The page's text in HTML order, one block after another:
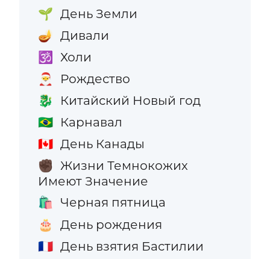
🌱 День Земли
🪔 Дивали
🕉️ Холи
🎅 Рождество
🐉 Китайский Новый год
🇧🇷 Карнавал
🇨🇦 День Канады
✊🏿 Жизни Темнокожих
Имеют Значение
🛍️ Черная пятница
🎂 День рождения
🇫🇷 День взятия Бастилии